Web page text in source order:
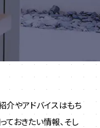
介やアドバイスはもち
ておきたい情報、そし